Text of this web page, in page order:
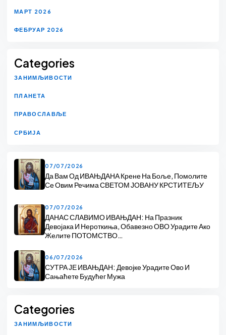
МАРТ 2026
ФЕБРУАР 2026
Categories
ЗАНИМЉИВОСТИ
ПЛАНЕТА
ПРАВОСЛАВЉЕ
СРБИЈА
07/07/2026
Да Вам Од ИВАЊДАНА Крене На Боље, Помолите
Се Овим Речима СВЕТОМ ЈОВАНУ КРСТИТЕЉУ
07/07/2026
ДАНАС СЛАВИМО ИВАЊДАН: На Празник
Девојака И Нероткиња, Обавезно ОВО Урадите Ако
Желите ПОТОМСТВО…
06/07/2026
СУТРА ЈЕ ИВАЊДАН: Девојке Урадите Ово И
Сањаћете Будућег Мужа
Categories
ЗАНИМЉИВОСТИ